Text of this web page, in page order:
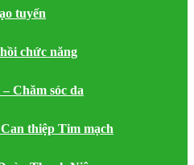
tuyến
chức năng
Chăm sóc da
thiệp Tim mạch